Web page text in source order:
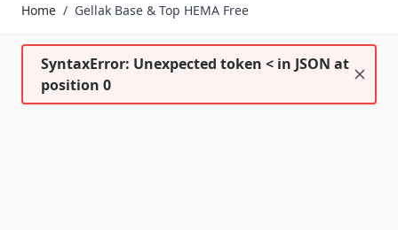
Home / Gellak Base & Top HEMA Free
SyntaxError: Unexpected token < in JSON at
position 0